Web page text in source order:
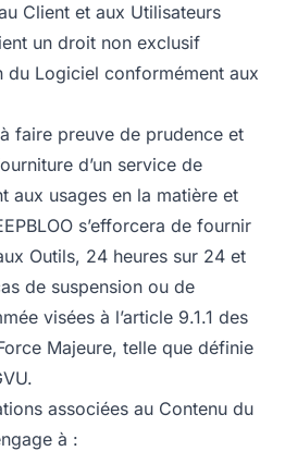
Client et aux Utilisateurs
un droit non exclusif
du Logiciel conformément aux
à faire preuve de prudence et
d’un service de
aux usages en la matière et
s’efforcera de fournir
Outils, 24 heures sur 24 et
de suspension ou de
visées à l’article 9.1.1 des
Majeure, telle que définie
associées au Contenu du
à :